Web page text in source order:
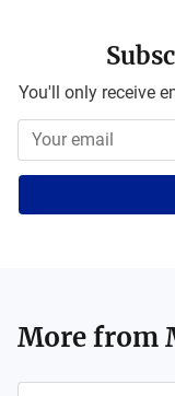
You'll only receive
More from